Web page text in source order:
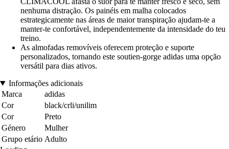
nenhuma distração. Os painéis em malha colocados
estrategicamente nas áreas de maior transpiração ajudam-te a
manter-te confortável, independentemente da intensidade do teu
treino.
As almofadas removíveis oferecem proteção e suporte
personalizados, tornando este soutien-gorge adidas uma opção
versátil para dias ativos.
Informações adicionais
Marca
adidas
Cor
black/crli/unilim
Cor
Preto
Género
Mulher
Grupo etário Adulto